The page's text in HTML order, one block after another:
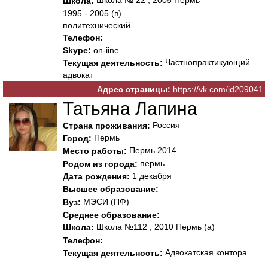
1995 - 2005 (в)
политехнический
Телефон:
Skype: on-iine
Текущая деятельность: Частнопрактикующий
адвокат
Адрес страницы: https://vk.com/id209041
Татьяна Лапина
Страна проживания: Россия
Город: Пермь
Место работы: Пермь 2014
Родом из города: пермь
Дата рождения: 1 декабря
Высшее образование:
Вуз: МЭСИ (ПФ)
Среднее образование:
Школа: Школа №112 , 2010 Пермь (а)
Телефон:
Текущая деятельность: Адвокатская контора